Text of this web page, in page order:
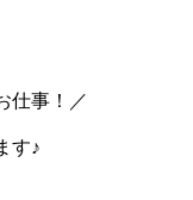
仕事！／
す♪